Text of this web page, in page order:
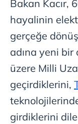
Bakan Kacır,
hayalinin
gerçeğe
adına yeni bir
üzere Milli
geçirdiklerini,
girdiklerini